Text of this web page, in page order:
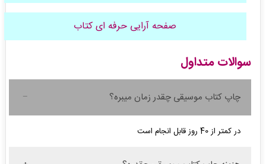
صفحه آرایی حرفه ای کتاب
سوالات متداول
چاپ کتاب موسیقی چقدر زمان میبره؟
در کمتر از 40 روز قابل انجام است